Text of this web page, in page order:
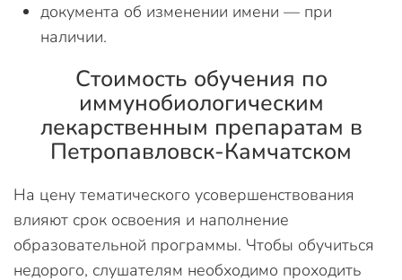
документа об изменении имени — при
наличии.
Стоимость обучения по
иммунобиологическим
лекарственным препаратам в
Петропавловск-Камчатском
На цену тематического усовершенствования
влияют срок освоения и наполнение
образовательной программы. Чтобы обучиться
недорого, слушателям необходимо проходить